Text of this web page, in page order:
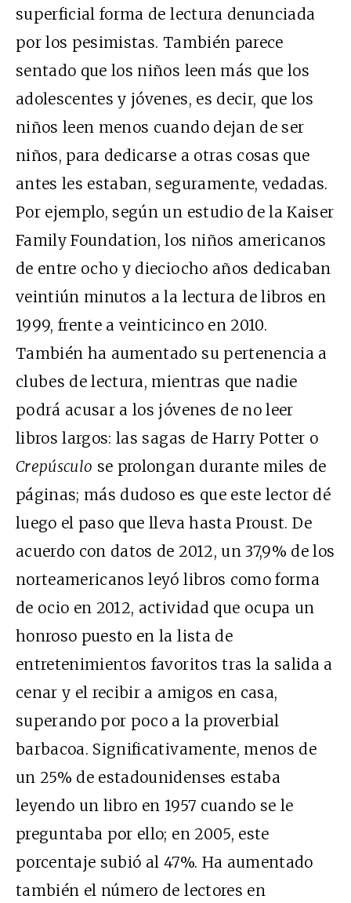
superficial forma de lectura denunciada
por los pesimistas. También parece
sentado que los niños leen más que los
adolescentes y jóvenes, es decir, que los
niños leen menos cuando dejan de ser
niños, para dedicarse a otras cosas que
antes les estaban, seguramente, vedadas.
Por ejemplo, según un estudio de la Kaiser
Family Foundation, los niños americanos
de entre ocho y dieciocho años dedicaban
veintiún minutos a la lectura de libros en
1999, frente a veinticinco en 2010.
También ha aumentado su pertenencia a
clubes de lectura, mientras que nadie
podrá acusar a los jóvenes de no leer
libros largos: las sagas de Harry Potter o
Crepúsculo se prolongan durante miles de
páginas; más dudoso es que este lector dé
luego el paso que lleva hasta Proust. De
acuerdo con datos de 2012, un 37,9% de los
norteamericanos leyó libros como forma
de ocio en 2012, actividad que ocupa un
honroso puesto en la lista de
entretenimientos favoritos tras la salida a
cenar y el recibir a amigos en casa,
superando por poco a la proverbial
barbacoa. Significativamente, menos de
un 25% de estadounidenses estaba
leyendo un libro en 1957 cuando se le
preguntaba por ello; en 2005, este
porcentaje subió al 47%. Ha aumentado
también el número de lectores en